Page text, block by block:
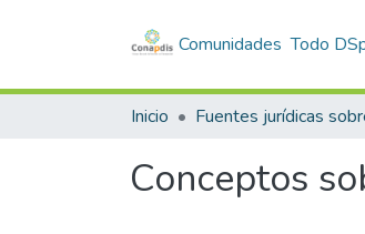
Comunidades Todo
Inicio
Conceptos